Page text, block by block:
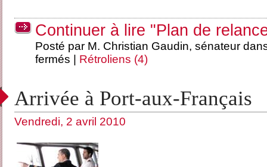
Continuer à lire "Plan de
Posté par M. Christian Gaudin, sénateur
fermés
Rétroliens (4)
Arrivée à Port-aux-Français
Vendredi, 2 avril 2010